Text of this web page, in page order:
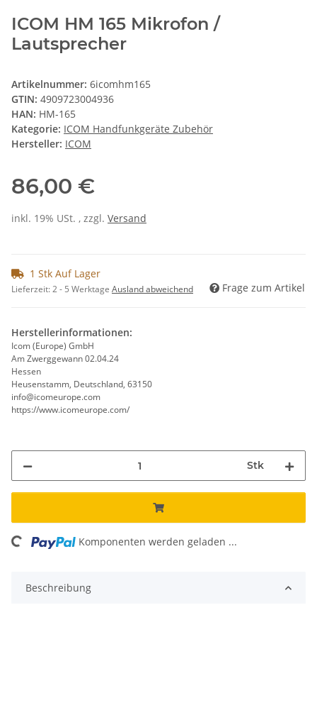
ICOM HM 165 Mikrofon /
Lautsprecher
Artikelnummer: 6icomhm165
GTIN: 4909723004936
HAN: HM-165
Kategorie: ICOM Handfunkgeräte Zubehör
Hersteller: ICOM
86,00 €
inkl. 19% USt. , zzgl. Versand
1 Stk Auf Lager
Lieferzeit:2 - 5 Werktage Ausland abweichend Frage zum Artikel
Herstellerinformationen:
Icom (Europe) GmbH
Am Zwerggewann 02.04.24
Hessen
Heusenstamm, Deutschland, 63150
info@icomeurope.com
https://www.icomeurope.com/
Stk
Komponenten werden geladen ...
Beschreibung